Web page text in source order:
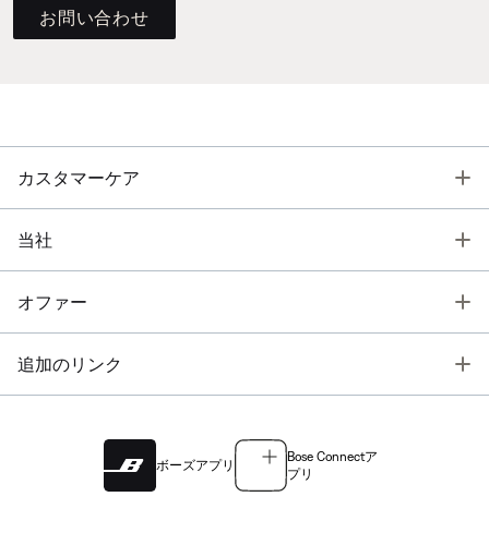
お問い合わせ
カスタマーケア
当社
オファー
追加のリンク
ボーズアプリ
Bose Connectア
プリ